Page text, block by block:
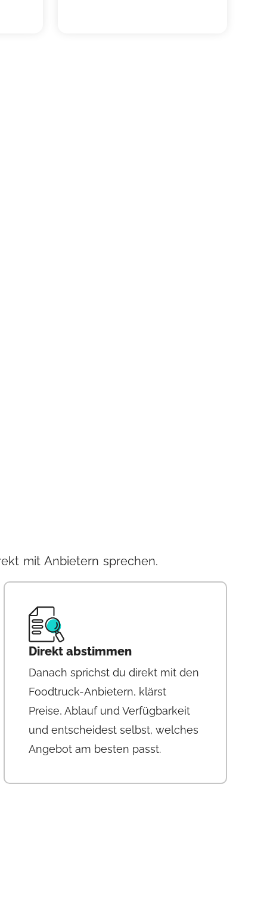
mit Anbietern sprechen.
Direkt abstimmen
Danach sprichst du direkt mit den
Foodtruck-Anbietern, klärst
Preise, Ablauf und Verfügbarkeit
und entscheidest selbst, welches
Angebot am besten passt.